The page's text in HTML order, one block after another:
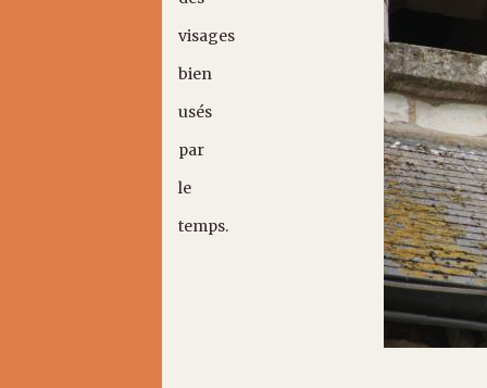
visages
bien
usés
par
le
temps.